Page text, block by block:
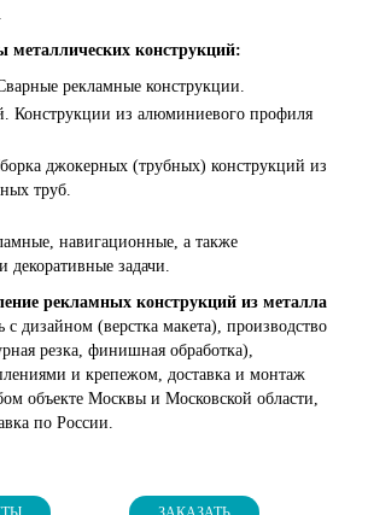
конструкций:
рекламные конструкции.
из алюминиевого профиля
джокерных (трубных) конструкций из
труб.
навигационные, а также
задачи.
рекламных конструкций из металла
дизайном (верстка макета), производство
резка, финишная обработка),
и крепежом, доставка и монтаж
объекте Москвы и Московской области,
по России.